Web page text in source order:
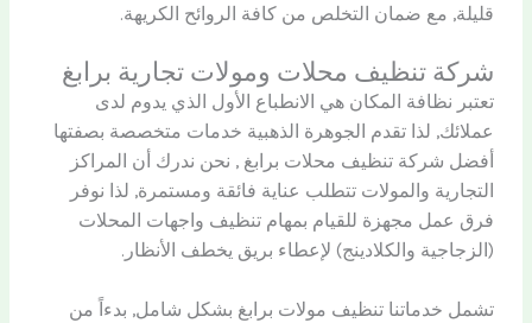
قليلة, مع ضمان التخلص من كافة الروائح الكريهة.
شركة تنظيف محلات ومولات تجارية برابغ
تعتبر نظافة المكان هي الانطباع الأول الذي يدوم لدى
عملائك, لذا تقدم الجوهرة الذهبية خدمات متخصصة بصفتها
أفضل شركة تنظيف محلات برابغ , نحن ندرك أن المراكز
التجارية والمولات تتطلب عناية فائقة ومستمرة, لذا نوفر
فرق عمل مجهزة للقيام بمهام تنظيف واجهات المحلات
(الزجاجية والكلادينج) لإعطاء بريق يخطف الأنظار.
تشمل خدماتنا تنظيف مولات برابغ بشكل شامل, بدءاً من